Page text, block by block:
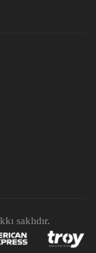
saklıdır.